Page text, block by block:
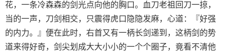
花，一条冷森森的剑光点向他的胸口。血刀老祖回刀一掠，
当的一声，刀剑相交，只震得虎口隐隐发麻，心道：『好强
的内力。』便在此时，右首又有一柄长剑递到，这柄剑的势
道来得好奇，剑尖划成大大小小的一个个圈子，竟看不清他